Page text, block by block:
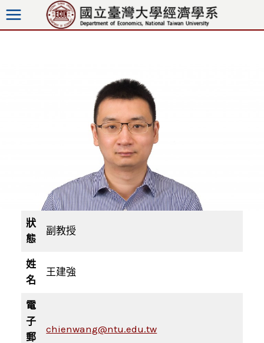
跳
至
狀
態
副教授
姓
名
王建強
電
子
郵
chienwang@ntu.edu.tw